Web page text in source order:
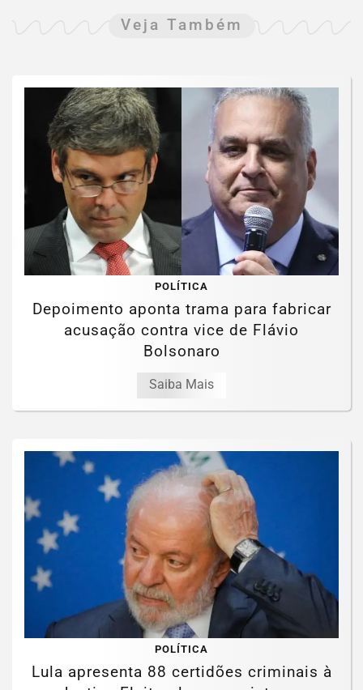
Veja Também
POLÍTICA
Depoimento aponta trama para fabricar
acusação contra vice de Flávio
Bolsonaro
Saiba Mais
POLÍTICA
Lula apresenta 88 certidões criminais à